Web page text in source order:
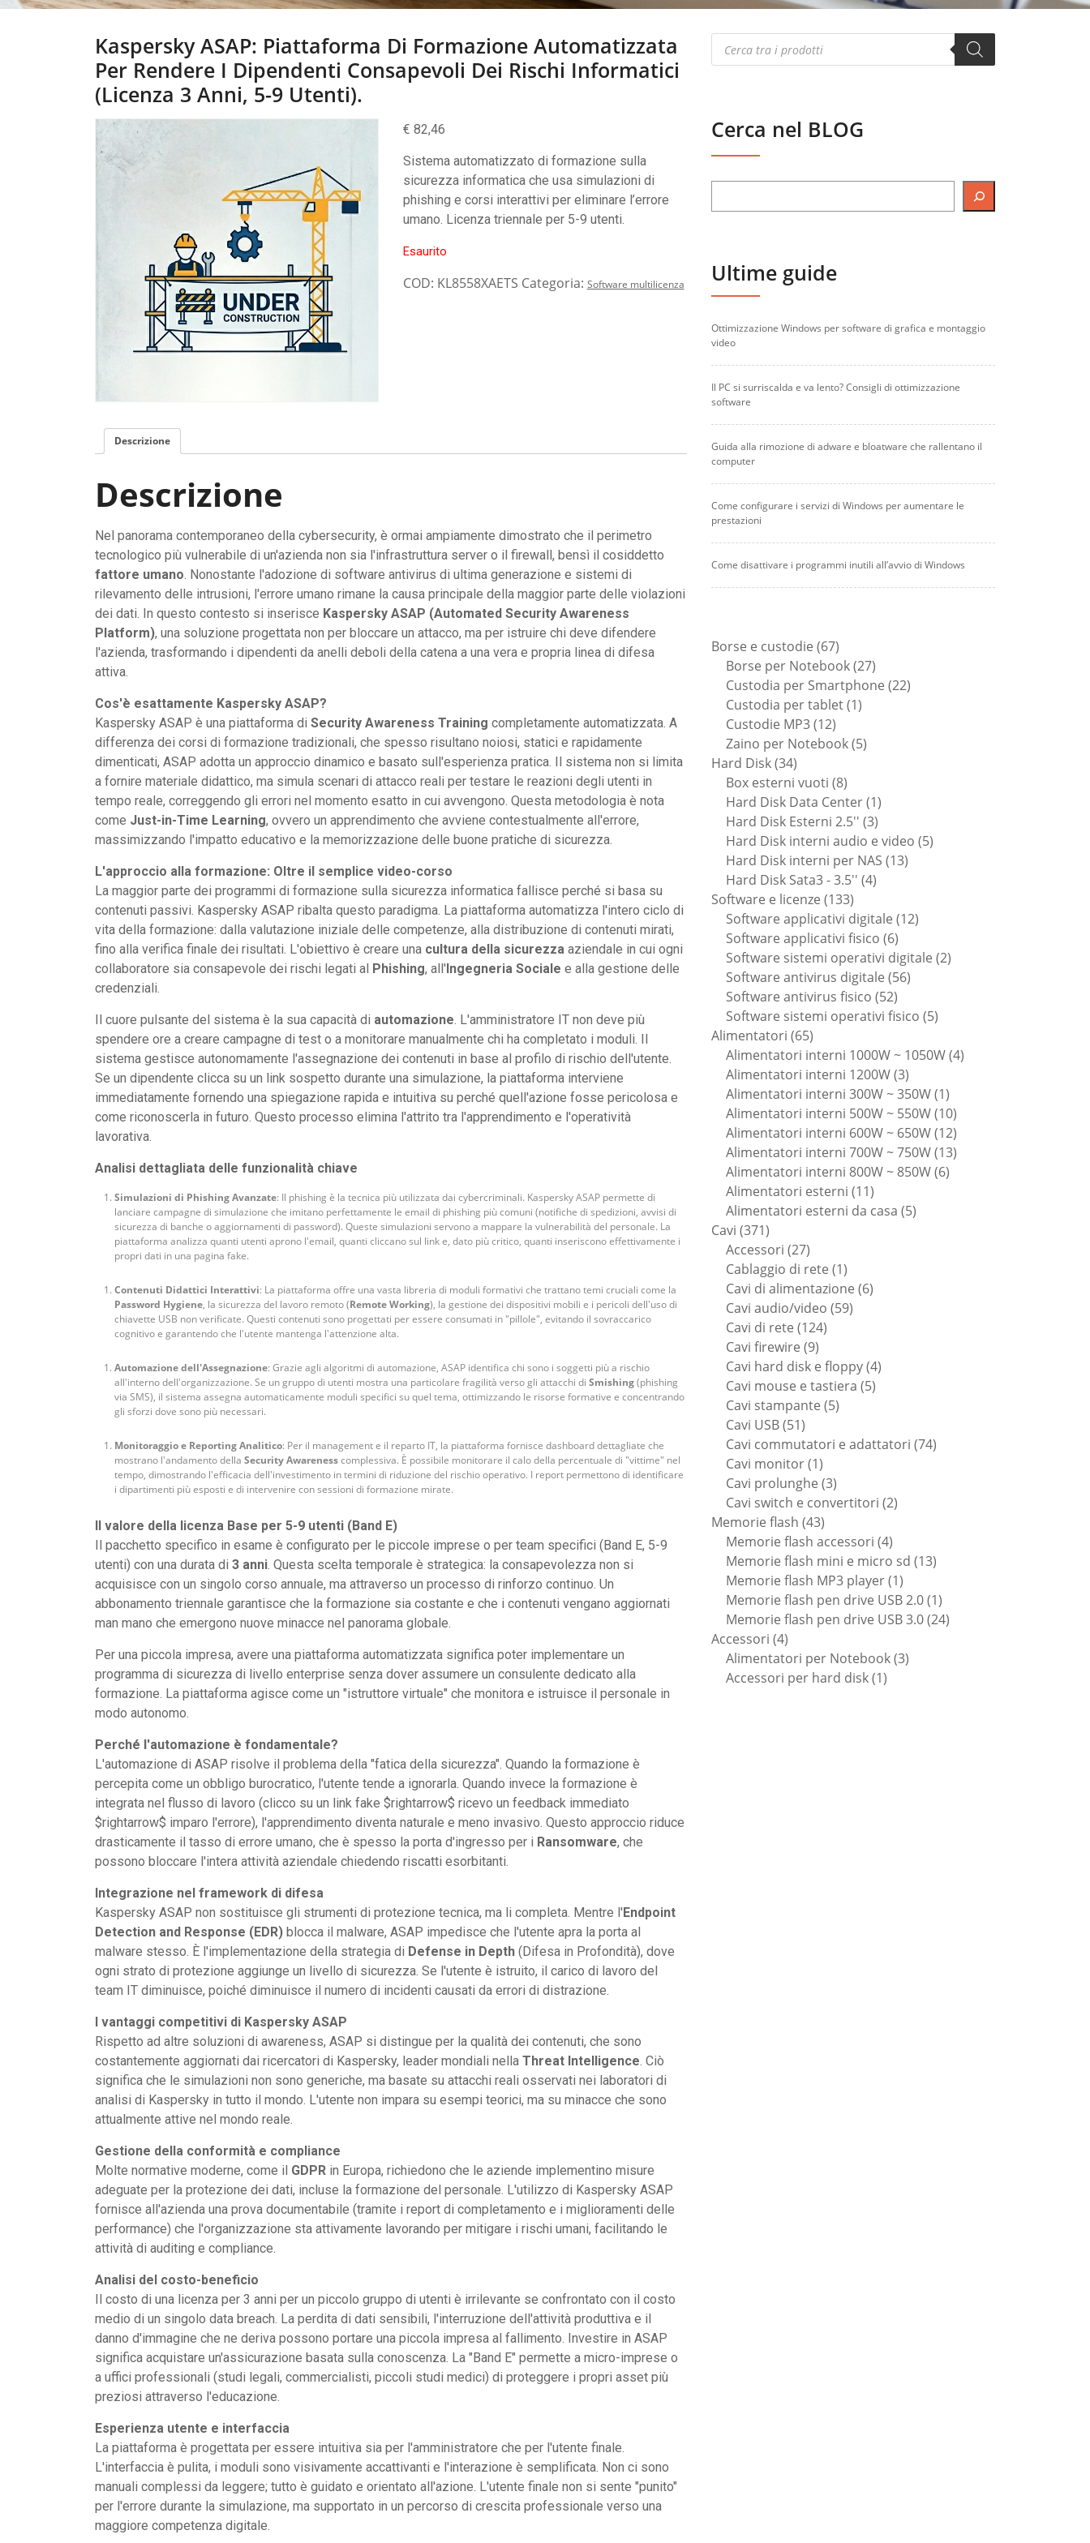
Kaspersky ASAP: Piattaforma Di Formazione Automatizzata
Per Rendere I Dipendenti Consapevoli Dei Rischi Informatici
(Licenza 3 Anni, 5-9 Utenti).
€ 82,46
Sistema automatizzato di formazione sulla
sicurezza informatica che usa simulazioni di
phishing e corsi interattivi per eliminare l’errore
umano. Licenza triennale per 5-9 utenti.
Esaurito
COD: KL8558XAETS Categoria: Software multilicenza
Descrizione
Descrizione
Nel panorama contemporaneo della cybersecurity, è ormai ampiamente dimostrato che il perimetro
tecnologico più vulnerabile di un'azienda non sia l'infrastruttura server o il firewall, bensì il cosiddetto
fattore umano. Nonostante l'adozione di software antivirus di ultima generazione e sistemi di
rilevamento delle intrusioni, l'errore umano rimane la causa principale della maggior parte delle violazioni
dei dati. In questo contesto si inserisce Kaspersky ASAP (Automated Security Awareness
Platform), una soluzione progettata non per bloccare un attacco, ma per istruire chi deve difendere
l'azienda, trasformando i dipendenti da anelli deboli della catena a una vera e propria linea di difesa
attiva.
Cos'è esattamente Kaspersky ASAP?
Kaspersky ASAP è una piattaforma di Security Awareness Training completamente automatizzata. A
differenza dei corsi di formazione tradizionali, che spesso risultano noiosi, statici e rapidamente
dimenticati, ASAP adotta un approccio dinamico e basato sull'esperienza pratica. Il sistema non si limita
a fornire materiale didattico, ma simula scenari di attacco reali per testare le reazioni degli utenti in
tempo reale, correggendo gli errori nel momento esatto in cui avvengono. Questa metodologia è nota
come Just-in-Time Learning, ovvero un apprendimento che avviene contestualmente all'errore,
massimizzando l'impatto educativo e la memorizzazione delle buone pratiche di sicurezza.
L'approccio alla formazione: Oltre il semplice video-corso
La maggior parte dei programmi di formazione sulla sicurezza informatica fallisce perché si basa su
contenuti passivi. Kaspersky ASAP ribalta questo paradigma. La piattaforma automatizza l'intero ciclo di
vita della formazione: dalla valutazione iniziale delle competenze, alla distribuzione di contenuti mirati,
fino alla verifica finale dei risultati. L'obiettivo è creare una cultura della sicurezza aziendale in cui ogni
collaboratore sia consapevole dei rischi legati al Phishing, all' Ingegneria Sociale e alla gestione delle
credenziali.
Il cuore pulsante del sistema è la sua capacità di automazione. L'amministratore IT non deve più
spendere ore a creare campagne di test o a monitorare manualmente chi ha completato i moduli. Il
sistema gestisce autonomamente l'assegnazione dei contenuti in base al profilo di rischio dell'utente.
Se un dipendente clicca su un link sospetto durante una simulazione, la piattaforma interviene
immediatamente fornendo una spiegazione rapida e intuitiva su perché quell'azione fosse pericolosa e
come riconoscerla in futuro. Questo processo elimina l'attrito tra l'apprendimento e l'operatività
lavorativa.
Analisi dettagliata delle funzionalità chiave
Simulazioni di Phishing Avanzate: Il phishing è la tecnica più utilizzata dai cybercriminali. Kaspersky ASAP permette di
lanciare campagne di simulazione che imitano perfettamente le email di phishing più comuni (notifiche di spedizioni, avvisi di
sicurezza di banche o aggiornamenti di password). Queste simulazioni servono a mappare la vulnerabilità del personale. La
piattaforma analizza quanti utenti aprono l'email, quanti cliccano sul link e, dato più critico, quanti inseriscono effettivamente i
propri dati in una pagina fake.
Contenuti Didattici Interattivi: La piattaforma offre una vasta libreria di moduli formativi che trattano temi cruciali come la
Password Hygiene, la sicurezza del lavoro remoto (Remote Working), la gestione dei dispositivi mobili e i pericoli dell'uso di
chiavette USB non verificate. Questi contenuti sono progettati per essere consumati in "pillole", evitando il sovraccarico
cognitivo e garantendo che l'utente mantenga l'attenzione alta.
Automazione dell'Assegnazione: Grazie agli algoritmi di automazione, ASAP identifica chi sono i soggetti più a rischio
all'interno dell'organizzazione. Se un gruppo di utenti mostra una particolare fragilità verso gli attacchi di Smishing(phishing
via SMS), il sistema assegna automaticamente moduli specifici su quel tema, ottimizzando le risorse formative e concentrando
gli sforzi dove sono più necessari.
Monitoraggio e Reporting Analitico: Per il management e il reparto IT, la piattaforma fornisce dashboard dettagliate che
mostrano l'andamento della Security Awarenesscomplessiva. È possibile monitorare il calo della percentuale di "vittime" nel
tempo, dimostrando l'efficacia dell'investimento in termini di riduzione del rischio operativo. I report permettono di identificare
i dipartimenti più esposti e di intervenire con sessioni di formazione mirate.
Il valore della licenza Base per 5-9 utenti (Band E)
Il pacchetto specifico in esame è configurato per le piccole imprese o per team specifici (Band E, 5-9
utenti) con una durata di 3 anni. Questa scelta temporale è strategica: la consapevolezza non si
acquisisce con un singolo corso annuale, ma attraverso un processo di rinforzo continuo. Un
abbonamento triennale garantisce che la formazione sia costante e che i contenuti vengano aggiornati
man mano che emergono nuove minacce nel panorama globale.
Per una piccola impresa, avere una piattaforma automatizzata significa poter implementare un
programma di sicurezza di livello enterprise senza dover assumere un consulente dedicato alla
formazione. La piattaforma agisce come un "istruttore virtuale" che monitora e istruisce il personale in
modo autonomo.
Perché l'automazione è fondamentale?
L'automazione di ASAP risolve il problema della "fatica della sicurezza". Quando la formazione è
percepita come un obbligo burocratico, l'utente tende a ignorarla. Quando invece la formazione è
integrata nel flusso di lavoro (clicco su un link fake $rightarrow$ ricevo un feedback immediato
$rightarrow$ imparo l'errore), l'apprendimento diventa naturale e meno invasivo. Questo approccio riduce
drasticamente il tasso di errore umano, che è spesso la porta d'ingresso per i Ransomware, che
possono bloccare l'intera attività aziendale chiedendo riscatti esorbitanti.
Integrazione nel framework di difesa
Kaspersky ASAP non sostituisce gli strumenti di protezione tecnica, ma li completa. Mentre l' Endpoint
Detection and Response (EDR) blocca il malware, ASAP impedisce che l'utente apra la porta al
malware stesso. È l'implementazione della strategia di Defense in Depth (Difesa in Profondità), dove
ogni strato di protezione aggiunge un livello di sicurezza. Se l'utente è istruito, il carico di lavoro del
team IT diminuisce, poiché diminuisce il numero di incidenti causati da errori di distrazione.
I vantaggi competitivi di Kaspersky ASAP
Rispetto ad altre soluzioni di awareness, ASAP si distingue per la qualità dei contenuti, che sono
costantemente aggiornati dai ricercatori di Kaspersky, leader mondiali nella Threat Intelligence. Ciò
significa che le simulazioni non sono generiche, ma basate su attacchi reali osservati nei laboratori di
analisi di Kaspersky in tutto il mondo. L'utente non impara su esempi teorici, ma su minacce che sono
attualmente attive nel mondo reale.
Gestione della conformità e compliance
Molte normative moderne, come il GDPR in Europa, richiedono che le aziende implementino misure
adeguate per la protezione dei dati, incluse la formazione del personale. L'utilizzo di Kaspersky ASAP
fornisce all'azienda una prova documentabile (tramite i report di completamento e i miglioramenti delle
performance) che l'organizzazione sta attivamente lavorando per mitigare i rischi umani, facilitando le
attività di auditing e compliance.
Analisi del costo-beneficio
Il costo di una licenza per 3 anni per un piccolo gruppo di utenti è irrilevante se confrontato con il costo
medio di un singolo data breach. La perdita di dati sensibili, l'interruzione dell'attività produttiva e il
danno d'immagine che ne deriva possono portare una piccola impresa al fallimento. Investire in ASAP
significa acquistare un'assicurazione basata sulla conoscenza. La "Band E" permette a micro-imprese o
a uffici professionali (studi legali, commercialisti, piccoli studi medici) di proteggere i propri asset più
preziosi attraverso l'educazione.
Esperienza utente e interfaccia
La piattaforma è progettata per essere intuitiva sia per l'amministratore che per l'utente finale.
L'interfaccia è pulita, i moduli sono visivamente accattivanti e l'interazione è semplificata. Non ci sono
manuali complessi da leggere; tutto è guidato e orientato all'azione. L'utente finale non si sente "punito"
per l'errore durante la simulazione, ma supportato in un percorso di crescita professionale verso una
maggiore competenza digitale.
Products
search
Cerca nel BLOG
Ultime guide
Ottimizzazione Windows per software di grafica e montaggio
video
Il PC si surriscalda e va lento? Consigli di ottimizzazione
software
Guida alla rimozione di adware e bloatware che rallentano il
computer
Come configurare i servizi di Windows per aumentare le
prestazioni
Come disattivare i programmi inutili all’avvio di Windows
Borse e custodie 6767
prodotti
Borse per Notebook 2727
prodotti
Custodia per Smartphone 2222
Custodia per tablet 11
Custodie MP3 1212
prodotti
Zaino per Notebook 55
Hard Disk 3434
prodotti
Box esterni vuoti 88
prodotti
Hard Disk Data Center 11
prodotto
Hard Disk Esterni 2.5'' 33
prodotti
Hard Disk interni audio e video 55
Hard Disk interni per NAS 1313
Hard Disk Sata3 - 3.5'' 44
Software e licenze 133133
prodotti
Software applicativi digitale 1212
Software applicativi fisico 66
prodotti
Software sistemi operativi digitale 22
Software antivirus digitale 5656
Software antivirus fisico 5252
prodotti
Software sistemi operativi fisico 55
Alimentatori 6565
prodotti
Alimentatori interni 1000W ~ 1050W 44
Alimentatori interni 1200W 33
prodotti
Alimentatori interni 300W ~ 350W 11
prodotto
Alimentatori interni 500W ~ 550W 1010
prodotti
Alimentatori interni 600W ~ 650W 1212
prodotti
Alimentatori interni 700W ~ 750W 1313
Alimentatori interni 800W ~ 850W 66
Alimentatori esterni 1111
prodotti
Alimentatori esterni da casa 55
Cavi 371371
prodotti
Accessori 2727
prodotti
Cablaggio di rete 11
prodotto
Cavi di alimentazione 66
Cavi audio/video 5959
Cavi di rete 124124
Cavi firewire 99
prodotti
Cavi hard disk e floppy 44
Cavi mouse e tastiera 55
Cavi stampante 55
Cavi USB 5151
prodotti
Cavi commutatori e adattatori 7474
Cavi monitor 11
prodotto
Cavi prolunghe 33
prodotti
Cavi switch e convertitori 22
Memorie flash 4343
prodotti
Memorie flash accessori 44
prodotti
Memorie flash mini e micro sd 1313
Memorie flash MP3 player 11
prodotto
Memorie flash pen drive USB 2.0 11
prodotto
Memorie flash pen drive USB 3.0 2424
Accessori 44
prodotti
Alimentatori per Notebook 33
Accessori per hard disk 11